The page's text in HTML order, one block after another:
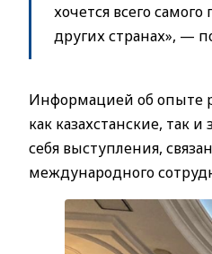
хочется всего
других странах», —
Информацией об опыте
как казахстанские, так
себя выступления,
международного